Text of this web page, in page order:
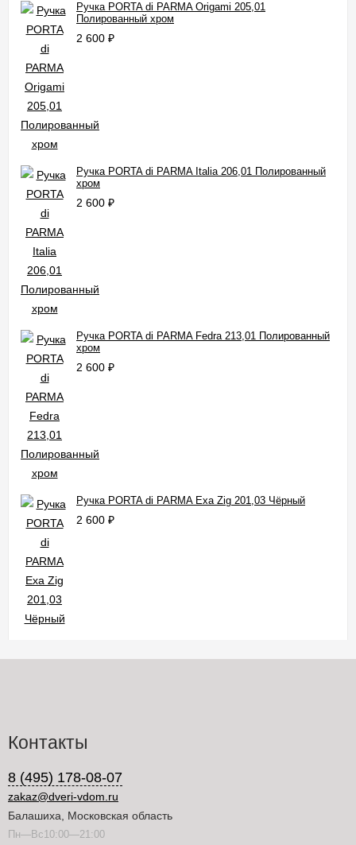
Ручка PORTA di PARMA Origami 205,01
Полированный хром
2 600 ₽
Ручка PORTA di PARMA Italia 206,01 Полированный
хром
2 600 ₽
Ручка PORTA di PARMA Fedra 213,01 Полированный
хром
2 600 ₽
Ручка PORTA di PARMA Exa Zig 201,03 Чёрный
2 600 ₽
Контакты
8 (495) 178-08-07
zakaz@dveri-vdom.ru
Балашиха, Московская область
Пн—Вс10:00—21:00